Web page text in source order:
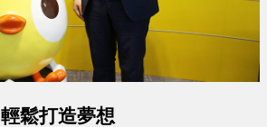
輕鬆打造夢想